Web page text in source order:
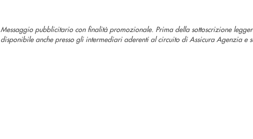
Messaggio pubblicitario con finalità promozionale. Prima della sottoscrizione
disponibile anche presso gli intermediari aderenti al circuito di Assicura Agenzia e